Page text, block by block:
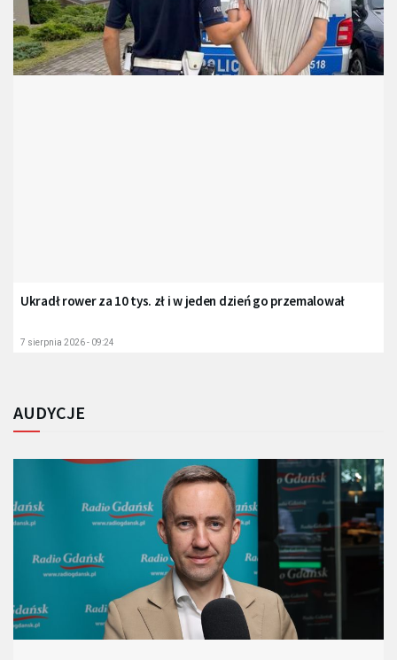
Ukradł rower za 10 tys. zł i w jeden dzień go przemalował
7 sierpnia 2026 - 09:24
AUDYCJE